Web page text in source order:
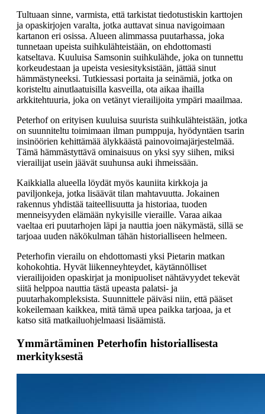
Tultuaan sinne, varmista, että tarkistat tiedotustiskin karttojen
ja opaskirjojen varalta, jotka auttavat sinua navigoimaan
kartanon eri osissa. Alueen alimmassa puutarhassa, joka
tunnetaan upeista suihkulähteistään, on ehdottomasti
katseltava. Kuuluisa Samsonin suihkulähde, joka on tunnettu
korkeudestaan ja upeista vesiesityksistään, jättää sinut
hämmästyneeksi. Tutkiessasi portaita ja seinämiä, jotka on
koristeltu ainutlaatuisilla kasveilla, ota aikaa ihailla
arkkitehtuuria, joka on vetänyt vierailijoita ympäri maailmaa.
Peterhof on erityisen kuuluisa suurista suihkulähteistään, jotka
on suunniteltu toimimaan ilman pumppuja, hyödyntäen tsarin
insinöörien kehittämää älykkäästä painovoimajärjestelmää.
Tämä hämmästyttävä ominaisuus on yksi syy siihen, miksi
vierailijat usein jäävät suuhunsa auki ihmeissään.
Kaikkialla alueella löydät myös kauniita kirkkoja ja
paviljonkeja, jotka lisäävät tilan mahtavuutta. Jokainen
rakennus yhdistää taiteellisuutta ja historiaa, tuoden
menneisyyden elämään nykyisille vieraille. Varaa aikaa
vaeltaa eri puutarhojen läpi ja nauttia joen näkymästä, sillä se
tarjoaa uuden näkökulman tähän historialliseen helmeen.
Peterhofin vierailu on ehdottomasti yksi Pietarin matkan
kohokohtia. Hyvät liikenneyhteydet, käytännölliset
vierailijoiden opaskirjat ja monipuoliset nähtävyydet tekevät
siitä helppoa nauttia tästä upeasta palatsi- ja
puutarhakompleksista. Suunnittele päiväsi niin, että pääset
kokeilemaan kaikkea, mitä tämä upea paikka tarjoaa, ja et
katso sitä matkailuohjelmaasi lisäämistä.
Ymmärtäminen Peterhofin historiallisesta
merkityksestä